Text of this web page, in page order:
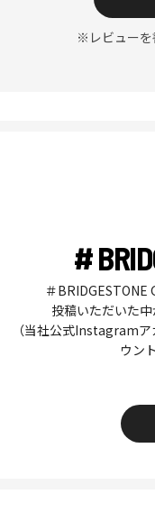
※レビューを
#
＃BRIDGESTONE
投稿いただいた
（当社公式Instagram
ウン